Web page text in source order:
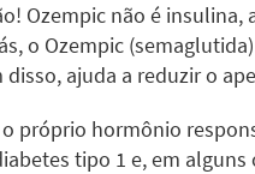
Ozempic não é
o Ozempic
disso, ajuda a reduzir o
próprio hormônio
tipo 1 e, em